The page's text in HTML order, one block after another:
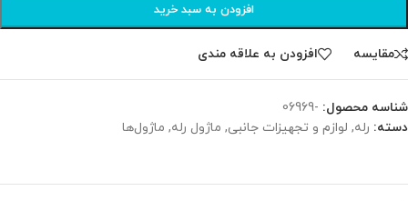
افزودن به سبد خرید
مقایسه افزودن به علاقه مندی
شناسه محصول: -06969
دسته: رله, لوازم و تجهیزات جانبی, ماژول رله, ماژول‌ها